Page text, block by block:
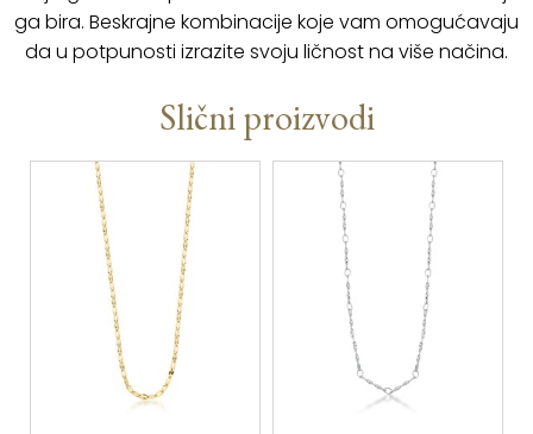
ga bira. Beskrajne kombinacije koje vam omogućavaju
da u potpunosti izrazite svoju ličnost na više načina.
Slični proizvodi